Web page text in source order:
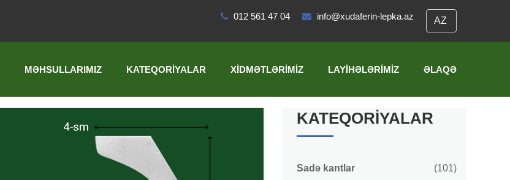
012 561 47 04 info@xudaferin-lepka.az
MƏHSULLARIMIZ KATEQORIYALAR XIDMƏTLƏRIMIZ LAYIHƏLƏRIMIZ ƏLAQƏ
KATEQORIYALAR
Sadə kantlar
(101)